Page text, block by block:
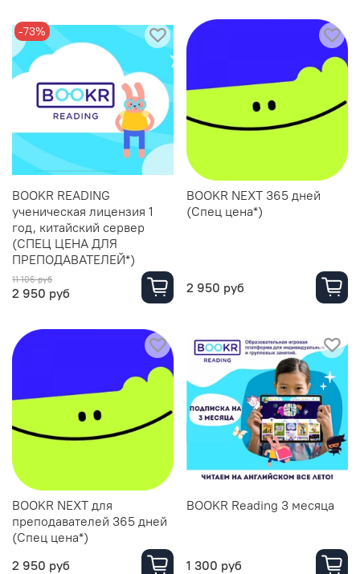
-73%
BOOKR READING
ученическая лицензия 1
год, китайский сервер
(СПЕЦ ЦЕНА ДЛЯ
ПРЕПОДАВАТЕЛЕЙ*)
11 106 руб
2 950 руб
BOOKR NEXT 365 дней
(Спец цена*)
2 950 руб
BOOKR NEXT для
преподавателей 365 дней
(Спец цена*)
2 950 руб
BOOKR Reading 3 месяца
1 300 руб